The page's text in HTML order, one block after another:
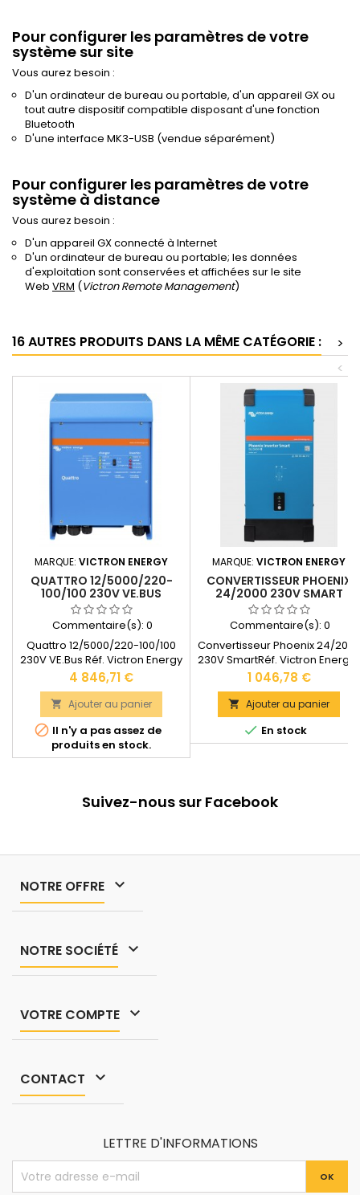
Pour configurer les paramètres de votre
système sur site
Vous aurez besoin :
D'un ordinateur de bureau ou portable, d'un appareil GX ou
tout autre dispositif compatible disposant d'une fonction
Bluetooth
D'une interface MK3-USB (vendue séparément)
Pour configurer les paramètres de votre
système à distance
Vous aurez besoin :
D'un appareil GX connecté à Internet
D'un ordinateur de bureau ou portable; les données
d'exploitation sont conservées et affichées sur le site
Web VRM (Victron Remote Management)
16 AUTRES PRODUITS DANS LA MÊME CATÉGORIE :
>
<
MARQUE: VICTRON ENERGY
QUATTRO 12/5000/220-
100/100 230V VE.BUS
Commentaire(s): 0
Quattro 12/5000/220-100/100
230V VE.Bus Réf. Victron Energy
: QUA125020000Garantie : 5
ansPuissance continue : 5000
VA (Puissance de crête :
10000W)Dimensions : 470 x 350
x 280 mmPoids : 34 kg
Documentation technique
disponible dans "LES
Prix
4 846,71 €
 Ajouter au panier
 Il n'y a pas assez de
produits en stock.
MARQUE: VICTRON ENERGY
CONVERTISSEUR PHOENIX
24/2000 230V SMART
Commentaire(s): 0
Convertisseur Phoenix 24/2000
230V SmartRéf. Victron Energy :
PIN242200000 GARANTIE : 5 ANS
Puissance continue : 2000 VA
(Puissance de crête : 4000 W)
Dimensions : 485 x 219 x 125 mm
Poids : 13 kg Documentation
technique disponible dans les
Prix
1 046,78 €
 Ajouter au panier
 En stock
Suivez-nous sur Facebook
NOTRE OFFRE 
NOTRE SOCIÉTÉ 
VOTRE COMPTE 
CONTACT 
LETTRE D'INFORMATIONS